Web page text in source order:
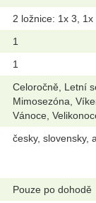
2 ložnice: 1x 3, 1x
1
1
Celoročně, Letní
Mimosezóna,
Vánoce,
česky, slovensky,
Pouze po dohodě